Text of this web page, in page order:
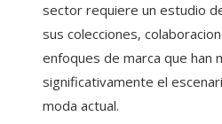
sector requiere un estudio
sus colecciones,
enfoques de marca que han
significativamente el
moda actual.